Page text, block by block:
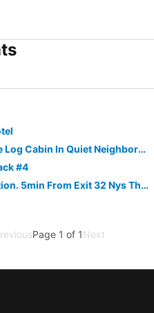
Cozy A Frame Log Cabin In Quiet Neighborhood! - 2 Night Minimum For All Rentals!
#4
Central Location. 5min From Exit 32 Nys Thruway. 10min From Turning Stone
Page 1 of 1Next